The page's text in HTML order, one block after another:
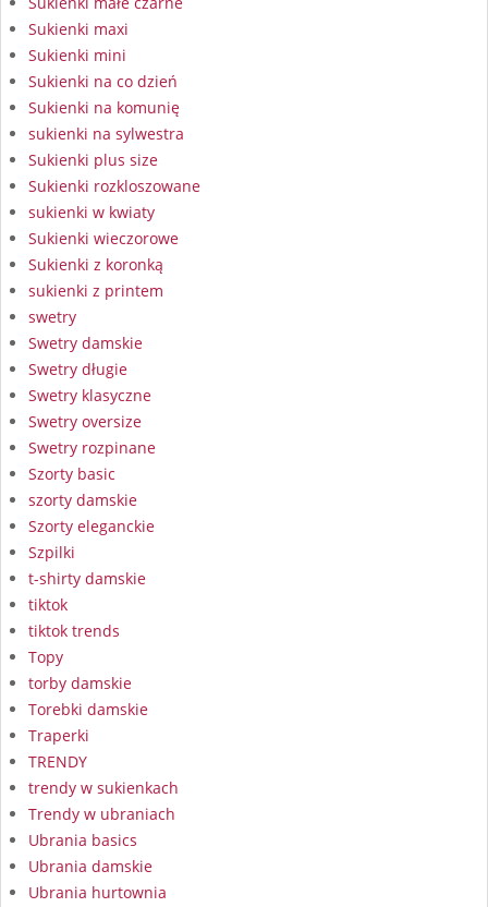
Sukienki maxi
Sukienki mini
Sukienki na co dzień
Sukienki na komunię
sukienki na sylwestra
Sukienki plus size
Sukienki rozkloszowane
sukienki w kwiaty
Sukienki wieczorowe
Sukienki z koronką
sukienki z printem
swetry
Swetry damskie
Swetry długie
Swetry klasyczne
Swetry oversize
Swetry rozpinane
Szorty basic
szorty damskie
Szorty eleganckie
Szpilki
t-shirty damskie
tiktok
tiktok trends
Topy
torby damskie
Torebki damskie
Traperki
TRENDY
trendy w sukienkach
Trendy w ubraniach
Ubrania basics
Ubrania damskie
Ubrania hurtownia